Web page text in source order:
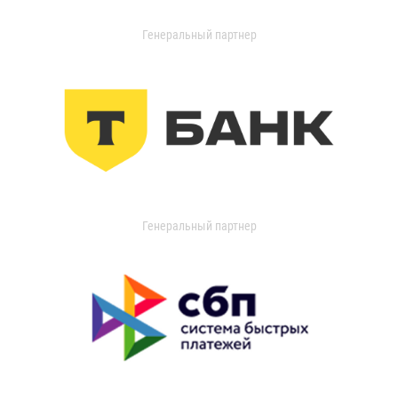
Генеральный партнер
Генеральный партнер